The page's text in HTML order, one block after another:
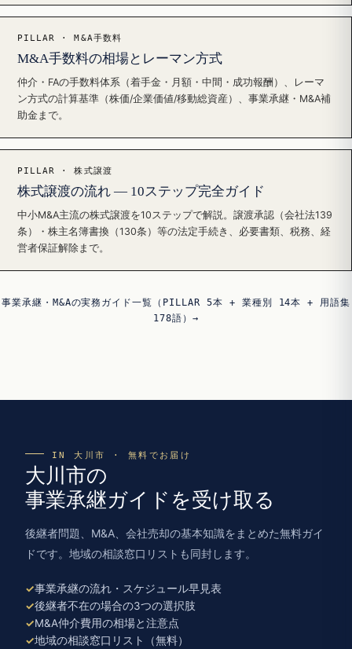
PILLAR · M&A手数料
M&A手数料の相場とレーマン方式
仲介・FAの手数料体系（着手金・月額・中間・成功報酬）、レーマ
ン方式の計算基準（株価/企業価値/移動総資産）、事業承継・M&A補
助金まで。
PILLAR · 株式譲渡
株式譲渡の流れ — 10ステップ完全ガイド
中小M&A主流の株式譲渡を10ステップで解説。譲渡承認（会社法139
条）・株主名簿書換（130条）等の法定手続き、必要書類、税務、経
営者保証解除まで。
事業承継・M&Aの実務ガイド一覧（PILLAR 5本 + 業種別 14本 + 用語集
178語）→
IN 大川市 · 無料でお届け
大川市の
事業承継ガイドを受け取る
後継者問題、M&A、会社売却の基本知識をまとめた無料ガイ
ドです。地域の相談窓口リストも同封します。
事業承継の流れ・スケジュール早見表
後継者不在の場合の3つの選択肢
M&A仲介費用の相場と注意点
地域の相談窓口リスト（無料）